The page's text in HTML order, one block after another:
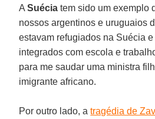
ASuécia tem sido um exemplo
nossos argentinos e uruguaios
estavam refugiados na Suécia
integrados com escola e
para me saudar uma ministra
imigrante africano.
Por outro lado, atragédia de